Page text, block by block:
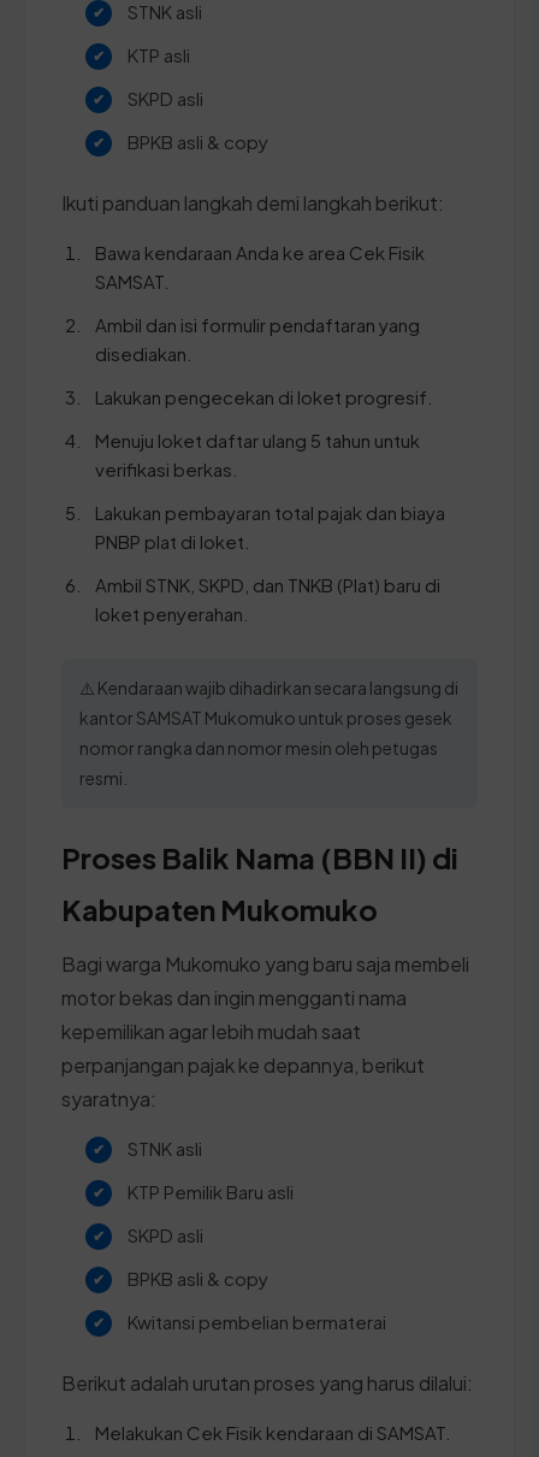
STNK asli
KTP asli
SKPD asli
BPKB asli & copy
Ikuti panduan langkah demi langkah berikut:
Bawa kendaraan Anda ke area Cek Fisik
SAMSAT.
Ambil dan isi formulir pendaftaran yang
disediakan.
Lakukan pengecekan di loket progresif.
Menuju loket daftar ulang 5 tahun untuk
verifikasi berkas.
Lakukan pembayaran total pajak dan biaya
PNBP plat di loket.
Ambil STNK, SKPD, dan TNKB (Plat) baru di
loket penyerahan.
⚠️ Kendaraan wajib dihadirkan secara langsung di
kantor SAMSAT Mukomuko untuk proses gesek
nomor rangka dan nomor mesin oleh petugas
resmi.
Proses Balik Nama (BBN II) di
Kabupaten Mukomuko
Bagi warga Mukomuko yang baru saja membeli
motor bekas dan ingin mengganti nama
kepemilikan agar lebih mudah saat
perpanjangan pajak ke depannya, berikut
syaratnya:
STNK asli
KTP Pemilik Baru asli
SKPD asli
BPKB asli & copy
Kwitansi pembelian bermaterai
Berikut adalah urutan proses yang harus dilalui:
Melakukan Cek Fisik kendaraan di SAMSAT.